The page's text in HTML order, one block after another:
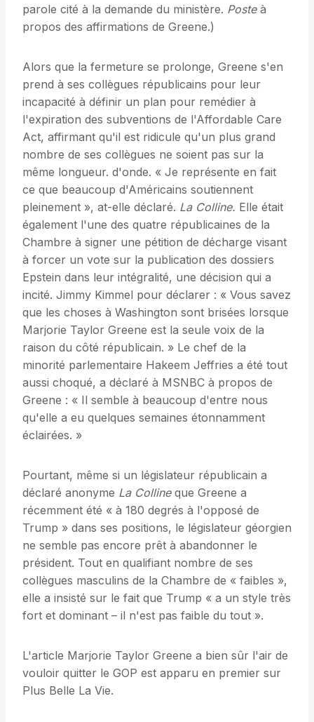
parole cité à la demande du ministère. Posteà
propos des affirmations de Greene.)
Alors que la fermeture se prolonge, Greene s'en
prend à ses collègues républicains pour leur
incapacité à définir un plan pour remédier à
l'expiration des subventions de l'Affordable Care
Act, affirmant qu'il est ridicule qu'un plus grand
nombre de ses collègues ne soient pas sur la
même longueur. d'onde. « Je représente en fait
ce que beaucoup d'Américains soutiennent
pleinement », at-elle déclaré. La Colline. Elle était
également l'une des quatre républicaines de la
Chambre à signer une pétition de décharge visant
à forcer un vote sur la publication des dossiers
Epstein dans leur intégralité, une décision qui a
incité. Jimmy Kimmel pour déclarer : « Vous savez
que les choses à Washington sont brisées lorsque
Marjorie Taylor Greene est la seule voix de la
raison du côté républicain. » Le chef de la
minorité parlementaire Hakeem Jeffries a été tout
aussi choqué, a déclaré à MSNBC à propos de
Greene : « Il semble à beaucoup d'entre nous
qu'elle a eu quelques semaines étonnamment
éclairées. »
Pourtant, même si un législateur républicain a
déclaré anonyme La Collineque Greene a
récemment été « à 180 degrés à l'opposé de
Trump » dans ses positions, le législateur géorgien
ne semble pas encore prêt à abandonner le
président. Tout en qualifiant nombre de ses
collègues masculins de la Chambre de « faibles »,
elle a insisté sur le fait que Trump « a un style très
fort et dominant – il n'est pas faible du tout ».
L'article Marjorie Taylor Greene a bien sûr l'air de
vouloir quitter le GOP est apparu en premier sur
Plus Belle La Vie.